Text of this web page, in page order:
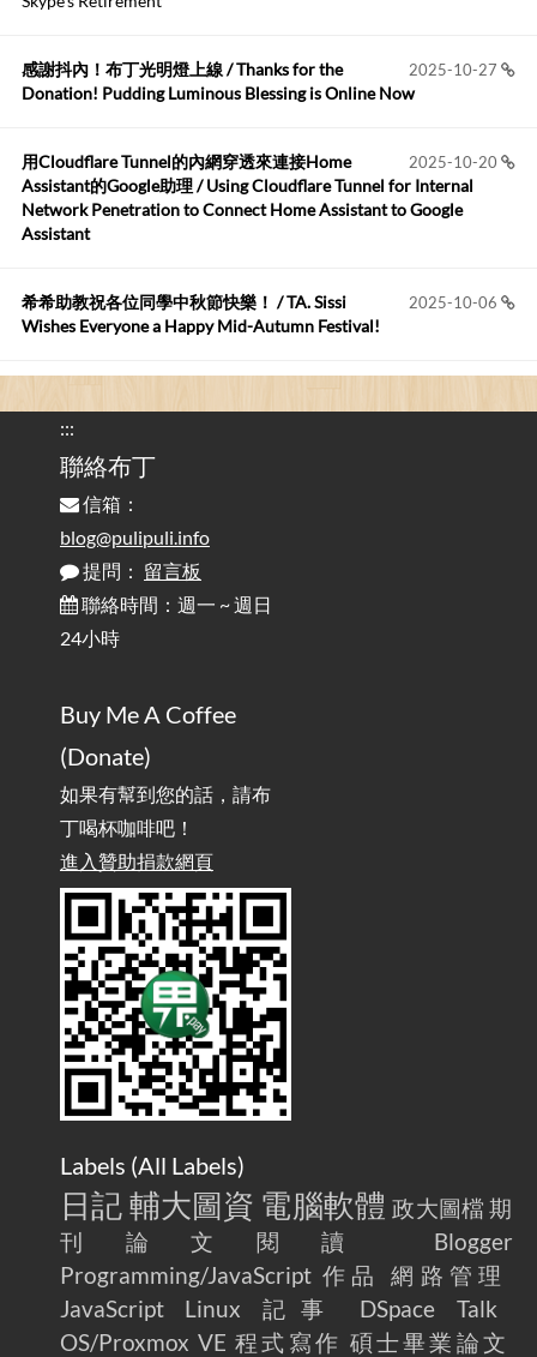
https://github.com/t...
2026-05-17
布丁布丁吃布丁:
我目前並沒有常駐的Google Home...
2026-05-15
Robertmycs:
這篇WinXP公用電腦安裝與優化的步驟超...
您好,首先肯定感謝您造福許多莘莘學子。有...
2025-10-27
感謝抖內！布丁光明燈上線 / Thanks for the
Donation! Pudding Luminous Blessing is Online Now
2025-10-20
用Cloudflare Tunnel的內網穿透來連接Home
Assistant的Google助理 / Using Cloudflare Tunnel for Internal
Network Penetration to Connect Home Assistant to Google
Assistant
2025-10-06
希希助教祝各位同學中秋節快樂！ / TA. Sissi
Wishes Everyone a Happy Mid-Autumn Festival!
看電腦覺得疲憊嗎？比起螢幕，你更應該注意炫光
的問題 / Are You Tired of Looking at the Computer? Pay More
Attention to Glare Than the Screen
為何桌前打字總是腰痠背痛？桌子高度和螢幕高度
對人體工學的影響 / The Effect of Desk and Monitor Height on
Ergonomics: Why Does Typing at a Desk Often Lead to Back Pain?
行動網路無法連線？三星手機簡易解決方案
/ Mobile Network Not Connecting? Easy Solutions for Samsung
實作相容OpenAI API，但背後不是OpenAI的API服
務 / Implementing OpenAI API-Compatible Services, But Not
Powered by OpenAI
雜談：生活小技巧之用魔鬼氈避免機車鑰匙脫落吧
/ Talk: Use Velcro to Prevent Your Motorcycle Key From Falling
AdGuard Home不只是拿來擋廣告/ AdGuard
Home Is More Than Just an Ad Blocker
:::
聯絡布丁
信箱：
blog@pulipuli.info
提問： 留言板
聯絡時間：週一 ~ 週日
24小時
Buy Me A Coffee
(Donate)
如果有幫到您的話，請布
丁喝杯咖啡吧！
進入贊助捐款網頁
Labels (All Labels)
日記 輔大圖資 電腦軟體 政大圖檔 期
刊論文閱讀
Blogger
Programming/JavaScript 作品
網路管理
JavaScript
Linux 記事 DSpace
Talk
OS/Proxmox VE 程式寫作 碩士畢業論文